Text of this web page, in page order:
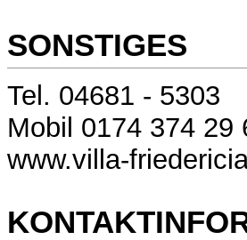
SONSTIGES
Tel. 04681 - 5303
Mobil 0174 374 29
www.villa-